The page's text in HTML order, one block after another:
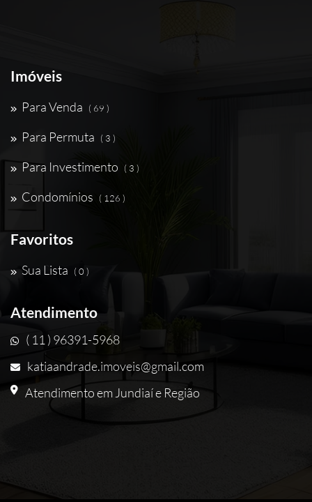
Imóveis
Para Venda ( 69 )
Para Permuta ( 3 )
Para Investimento ( 3 )
Condomínios ( 126 )
Favoritos
Sua Lista ( 0 )
Atendimento
( 11 ) 96391-5968
katiaandrade.imoveis@gmail.com
Atendimento em Jundiaí e Região